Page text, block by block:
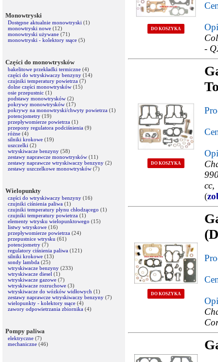
Monowtryski
Dostępne aktualnie monowtryski (1)
monowtryski nowe (12)
monowtryski używane (71)
monowtryski - kolektory ssące (5)
Części do monowtrysków
bakelitowe przekładki termiczne (4)
części do wtryskiwaczy benzyny (14)
czujniki temperatury powietrza (7)
dolne części monowtrysków (15)
osie przepustnic (1)
podstawy monowtrysków (2)
pokrywy monowtrysków (17)
pokrywy na monowtryski/chwyty powietrza (1)
potencjometry (19)
przepływomierze powietrza (1)
przepony regulatora podciśnienia (9)
różne (4)
silniki krokowe (19)
uszczelki (2)
wtryskiwacze benzyny (58)
zestawy naprawcze monowtrysków (11)
zestawy naprawcze wtryskiwaczy benzyny (2)
zestawy uszczelkowe monowtrysków (7)
Wielopunkty
części do wtryskiwaczy benzyny (16)
czujniki ciśnienia paliwa (1)
czujniki temperatury płynu chłodzącego (1)
czujniki temperatury powietrza (1)
elementy wtrysku wielopunktowego (15)
listwy wtryskowe (16)
przepływomierze powietrza (24)
przepustnice wtrysku (61)
potencjometry (7)
regulatory ciśnienia paliwa (121)
silniki krokowe (13)
sondy lambda (25)
wtryskiwacze benzyny (233)
wtryskiwacze diesel (1)
wtryskiwacze gazowe (7)
wtryskiwacze rozruchowe (3)
wtryskiwacze do wózków widłowych (1)
zestawy naprawcze wtryskiwaczy benzyny (7)
wielopunkty - kolektory ssące (4)
zawory odpowietrzania zbiornika (4)
Pompy paliwa
elektryczne (7)
mechaniczne (46)
DO KOSZYKA
-
DO KOSZYKA
(
DO KOSZYKA